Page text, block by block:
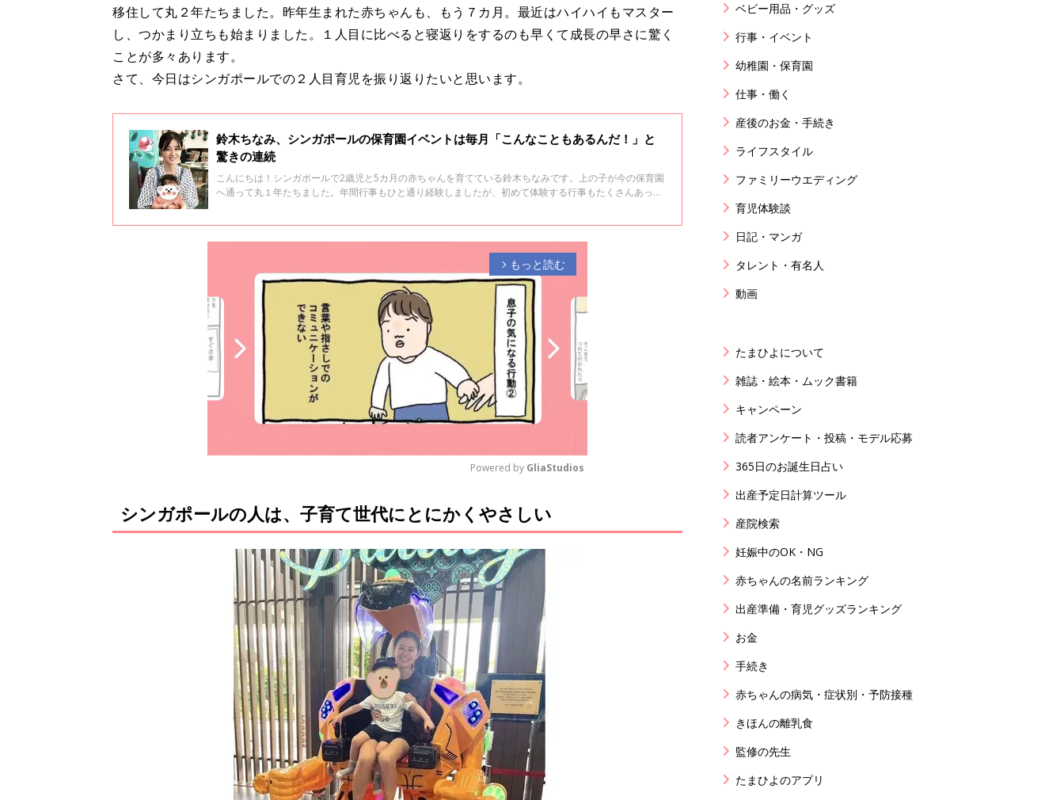
移住して丸２年たちました。昨年生まれた赤ちゃんも、もう７カ月。最近はハイハイもマスター
し、つかまり立ちも始まりました。１人目に比べると寝返りをするのも早くて成長の早さに驚く
ことが多々あります。
さて、今日はシンガポールでの２人目育児を振り返りたいと思います。
鈴木ちなみ、シンガポールの保育園イベントは毎月「こんなこともあるんだ！」と
驚きの連続
こんにちは！シンガポールで2歳児と5カ月の赤ちゃんを育てている鈴木ちなみです。上の子が今の保育園
へ通って丸１年たちました。年間行事もひと通り経験しましたが、初めて体験する行事もたくさんあって
arrow_forward_ios もっと読む
M
u
t
Powered by GliaStudios
シンガポールの人は、子育て世代にとにかくやさしい
ベビー用品・グッズ
行事・イベント
幼稚園・保育園
仕事・働く
産後のお金・手続き
ライフスタイル
ファミリーウエディング
育児体験談
日記・マンガ
タレント・有名人
動画
たまひよについて
雑誌・絵本・ムック書籍
キャンペーン
読者アンケート・投稿・モデル応募
365日のお誕生日占い
出産予定日計算ツール
産院検索
妊娠中のOK・NG
赤ちゃんの名前ランキング
出産準備・育児グッズランキング
お金
手続き
赤ちゃんの病気・症状別・予防接種
きほんの離乳食
監修の先生
たまひよのアプリ